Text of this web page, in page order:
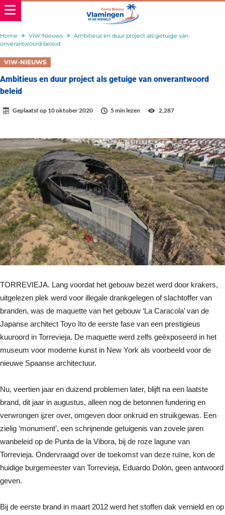
Home VIW-Nieuws
Ambitieus en duur project als getuige van
onverantwoord beleid
VIW-NIEUWS
Ambitieus en duur project als getuige van onverantwoord
beleid
Geplaatst op 10 oktober 2020 5 min lezen 2,287
TORREVIEJA. Lang voordat het gebouw bezet werd door krakers,
uitgelezen plek werd voor illegale drankgelegen of slachtoffer van
branden, was de maquette van het gebouw ‘La Caracola’ van de
Japanse architect Toyo Ito de eerste fase van een prestigieus
kuuroord in Torrevieja. De maquette werd zelfs geëxposeerd in het
museum voor moderne kunst in New York als voorbeeld voor de
nieuwe Spaanse architectuur.
Nu, veertien jaar en duizend problemen later, blijft na een laatste
brand, dit jaar in augustus, alleen nog de betonnen fundering en
verwrongen ijzer over, omgeven door onkruid en struikgewas. Een
zielig ‘monument’, een schrijnende getuigenis van zovele jaren
wanbeleid op de Punta de la Vibora, bij de roze lagune van
Torrevieja. Ondervraagd over de toekomst van deze ruïne, kon de
huidige burgemeester van Torrevieja, Eduardo Dolón, geen antwoord
geven.
Bij de eerste brand in maart 2012 werd het stoffen dak vernield en op